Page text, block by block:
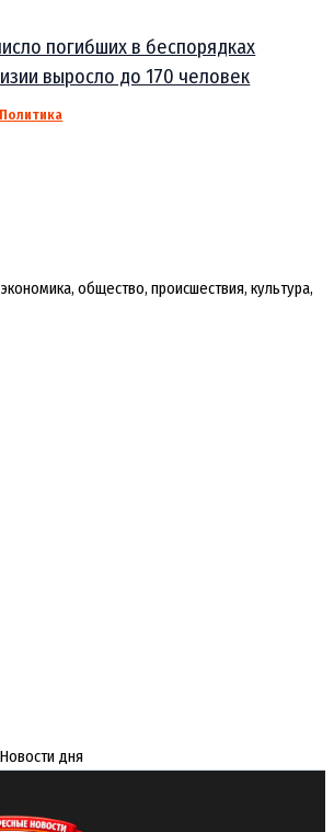
погибших в беспорядках
выросло до 170 человек
Политика
общество, происшествия, культура,
Новости дня